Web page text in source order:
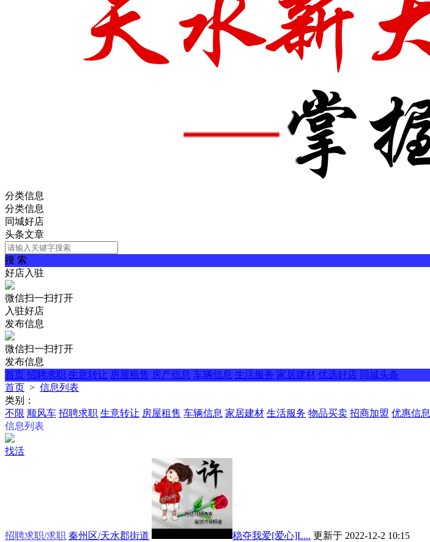
分类信息
分类信息
同城好店
头条文章
搜 索
好店入驻
微信扫一扫打开
入驻好店
发布信息
微信扫一扫打开
发布信息
首页 招聘求职 生意转让 房屋租售 房产信息 车辆信息 生活服务 家居建材 优选好店 同城头条
首页 > 信息列表
类别：
不限 顺风车 招聘求职 生意转让 房屋租售 车辆信息 家居建材 生活服务 物品买卖 招商加盟 优惠信息
信息列表
找活
招聘求职/求职 秦州区/天水郡街道 稳夺我爱[爱心]L... 更新于 2022-12-2 10:15